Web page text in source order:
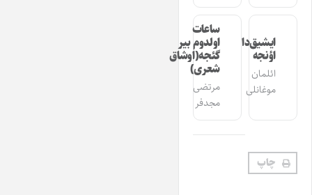
ایشیق‌دان
اؤنجه
ائلمان
موغانلی
ساعات
اولدوم بیر
گئجه(اوشاق
شعری)
مرتضی
مجدفر
چاپ